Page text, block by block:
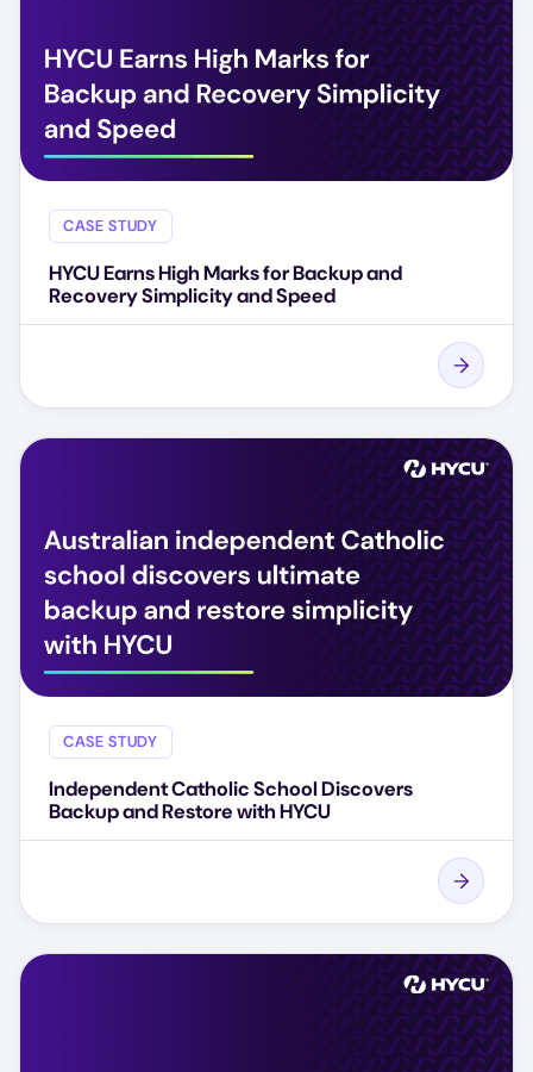
CASE STUDY
HYCU Earns High Marks for Backup and
Recovery Simplicity and Speed
CASE STUDY
Independent Catholic School Discovers
Backup and Restore with HYCU